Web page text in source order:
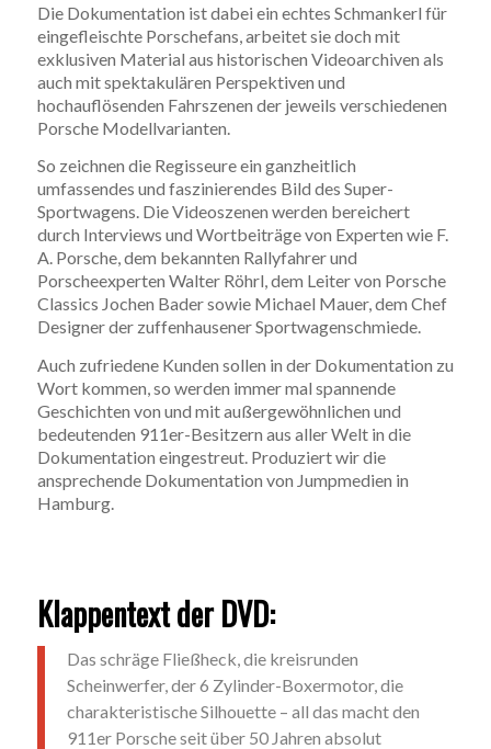
Die Dokumentation ist dabei ein echtes Schmankerl für
eingefleischte Porschefans, arbeitet sie doch mit
exklusiven Material aus historischen Videoarchiven als
auch mit spektakulären Perspektiven und
hochauflösenden Fahrszenen der jeweils verschiedenen
Porsche Modellvarianten.
So zeichnen die Regisseure ein ganzheitlich
umfassendes und faszinierendes Bild des Super-
Sportwagens. Die Videoszenen werden bereichert
durch Interviews und Wortbeiträge von Experten wie F.
A. Porsche, dem bekannten Rallyfahrer und
Porscheexperten Walter Röhrl, dem Leiter von Porsche
Classics Jochen Bader sowie Michael Mauer, dem Chef
Designer der zuffenhausener Sportwagenschmiede.
Auch zufriedene Kunden sollen in der Dokumentation zu
Wort kommen, so werden immer mal spannende
Geschichten von und mit außergewöhnlichen und
bedeutenden 911er-Besitzern aus aller Welt in die
Dokumentation eingestreut. Produziert wir die
ansprechende Dokumentation von Jumpmedien in
Hamburg.
Klappentext der DVD:
Das schräge Fließheck, die kreisrunden
Scheinwerfer, der 6 Zylinder-Boxermotor, die
charakteristische Silhouette – all das macht den
911er Porsche seit über 50 Jahren absolut